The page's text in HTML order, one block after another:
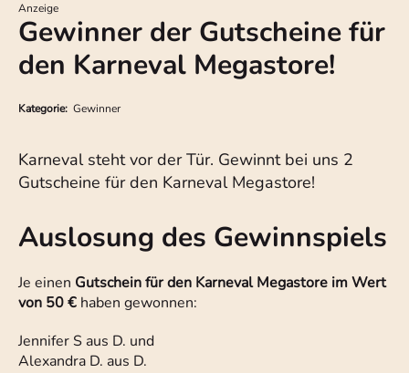
Anzeige
Gewinner der Gutscheine für
den Karneval Megastore!
Kategorie: Gewinner
Karneval steht vor der Tür. Gewinnt bei uns 2
Gutscheine für den Karneval Megastore!
Auslosung des Gewinnspiels
Je einen Gutschein für den Karneval Megastore im Wert
von 50 € haben gewonnen:
Jennifer S aus D. und
Alexandra D. aus D.